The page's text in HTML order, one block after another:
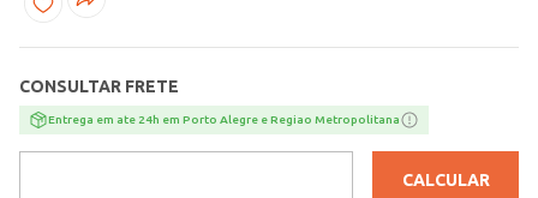
design. Uma escolha pensada para acompanhar o jogo com
CONSULTAR FRETE
Entrega em ate 24h em Porto Alegre e Regiao Metropolitana
CALCULAR